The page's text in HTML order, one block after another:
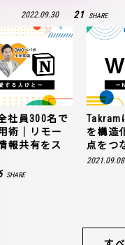
2022.09.30 21 SHARE
社員300名で
術｜リモー
報共有をス
SHARE
Takram
を構造
点をつ
2021.09.08